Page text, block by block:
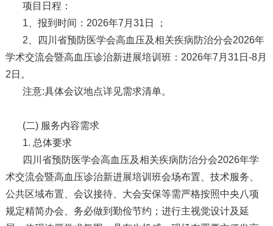
项目日程：
1、报到时间：2026年7月31日 ；
2、四川省预防医学会高血压及相关疾病防治分会2026年
学术交流会暨高血压诊治新进展培训班：2026年7月31日-8月
2日。
注意:具体会议地点详见需求清单。
(二) 服务内容需求
1. 总体要求
四川省预防医学会高血压及相关疾病防治分会2026年学
术交流会暨高血压诊治新进展培训班会场布置、技术服务、
公共区域布置、会议接待、大会安保等需严格按照中央八项
规定精简办会、务必做到勤俭节约；进行主视觉设计及延